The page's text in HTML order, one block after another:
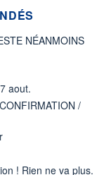
NÉANMOINS
aout.
/
! Rien ne va plus.